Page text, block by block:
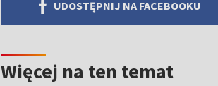
UDOSTĘPNIJ NA FACEBOOKU
Więcej na ten temat